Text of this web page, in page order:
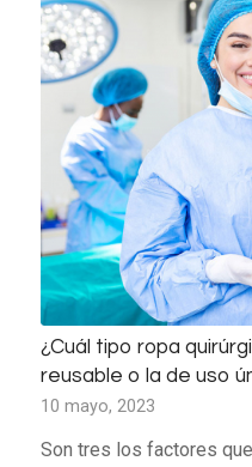
¿Cuál tipo ropa
reusable o la de uso
10 mayo, 2023
Son tres los factores